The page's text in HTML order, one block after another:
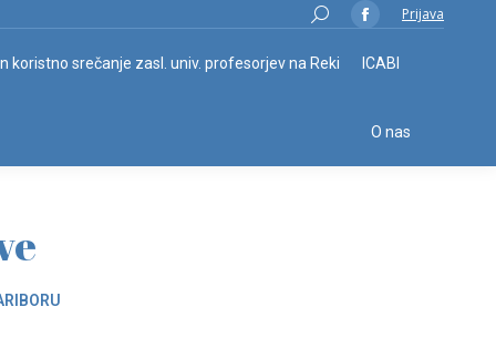
Search:
Facebook
page
new
window
Prijava
koristno srečanje zasl. univ. profesorjev na Reki ICABI
O nas